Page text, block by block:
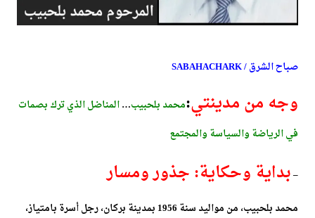
صباح الشرق / SABAHACHARK
وجه من مدينتي:محمد بلحبيب…المناضل الذي ترك بصمات
في الرياضة والسياسة والمجتمع
–بداية وحكاية: جذور ومسار
محمد بلحبيب، من مواليد سنة 1956 بمدينة بركان، رجل أسرة بامتياز،